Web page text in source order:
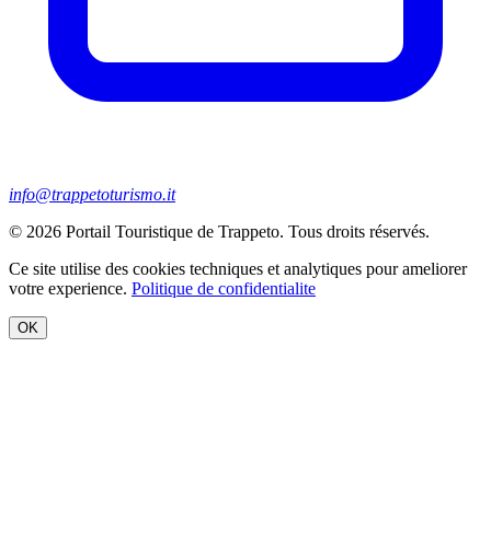
info@trappetoturismo.it
© 2026 Portail Touristique de Trappeto. Tous droits réservés.
Ce site utilise des cookies techniques et analytiques pour ameliorer
votre experience. Politique de confidentialite
OK